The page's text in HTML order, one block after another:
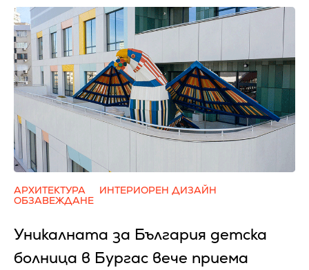
АРХИТЕКТУРА
ИНТЕРИОРЕН ДИЗАЙН
ОБЗАВЕЖДАНЕ
Уникалната за България детска
болница в Бургас вече приема